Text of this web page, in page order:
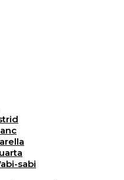
sabi